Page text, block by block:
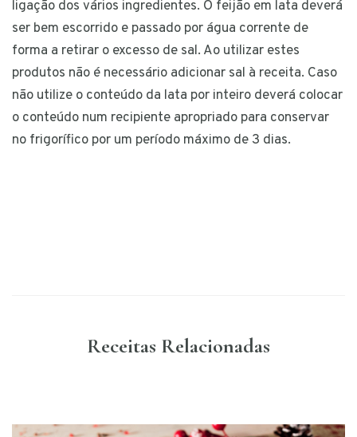
ligação dos vários ingredientes. O feijão em lata deverá
ser bem escorrido e passado por água corrente de
forma a retirar o excesso de sal. Ao utilizar estes
produtos não é necessário adicionar sal à receita. Caso
não utilize o conteúdo da lata por inteiro deverá colocar
o conteúdo num recipiente apropriado para conservar
no frigorífico por um período máximo de 3 dias.
Receitas Relacionadas